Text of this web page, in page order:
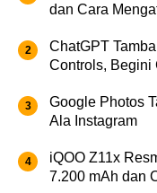
dan Cara
ChatGPT
Controls, Begini
Google Photos
Ala Instagram
iQOO Z11x
7.200 mAh dan